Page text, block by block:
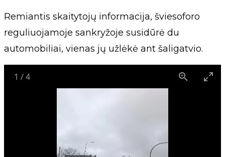
Remiantis skaitytojų informacija, šviesoforo
reguliuojamoje sankryžoje susidūrė du
automobiliai, vienas jų užlėkė ant šaligatvio.
1 /4